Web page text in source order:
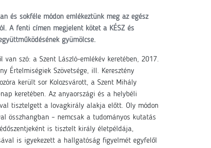
és sokféle módon emlékeztünk meg az egész
A fenti címen megjelent kötet a KÉSZ és
gyümölcse.
van szó: a Szent László-emlékév keretében, 2017.
Értelmiségiek Szövetsége, ill. Keresztény
került sor Kolozsvárott, a Szent Mihály
keretében. Az anyaországi és a helybéli
tisztelgett a lovagkirály alakja előtt. Oly módon
összhangban – nemcsak a tudományos kutatás
is tisztelt király életpéldája,
is igyekezett a hallgatóság figyelmét egyfelől